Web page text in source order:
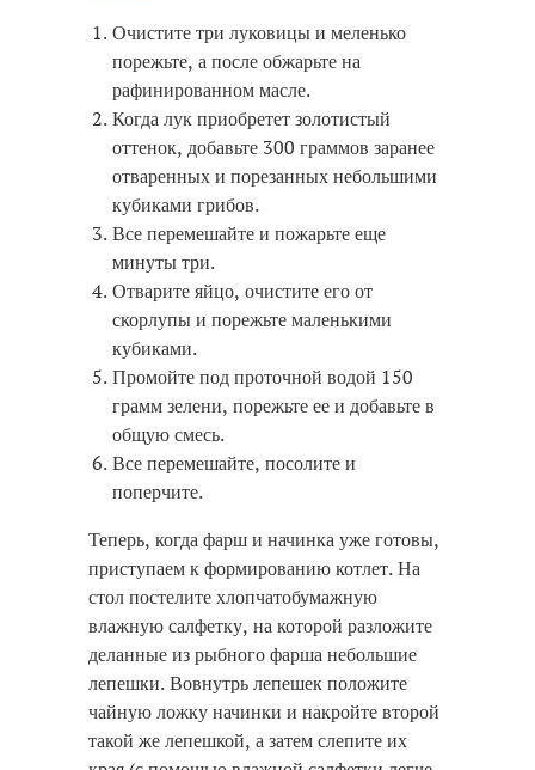
Очистите три луковицы и меленько
порежьте, а после обжарьте на
рафинированном масле.
Когда лук приобретет золотистый
оттенок, добавьте 300 граммов заранее
отваренных и порезанных небольшими
кубиками грибов.
Все перемешайте и пожарьте еще
минуты три.
Отварите яйцо, очистите его от
скорлупы и порежьте маленькими
кубиками.
Промойте под проточной водой 150
грамм зелени, порежьте ее и добавьте в
общую смесь.
Все перемешайте, посолите и
поперчите.
Теперь, когда фарш и начинка уже готовы,
приступаем к формированию котлет. На
стол постелите хлопчатобумажную
влажную салфетку, на которой разложите
деланные из рыбного фарша небольшие
лепешки. Вовнутрь лепешек положите
чайную ложку начинки и накройте второй
такой же лепешкой, а затем слепите их